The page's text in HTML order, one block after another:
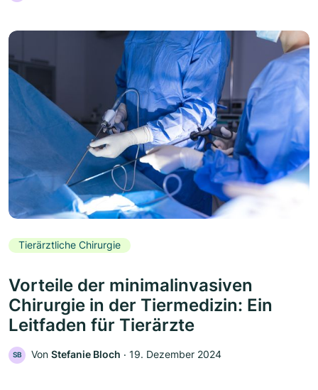
Tierärztliche Chirurgie
Vorteile der minimalinvasiven
Chirurgie in der Tiermedizin: Ein
Leitfaden für Tierärzte
SB Von Stefanie Bloch ‧ 19. Dezember 2024